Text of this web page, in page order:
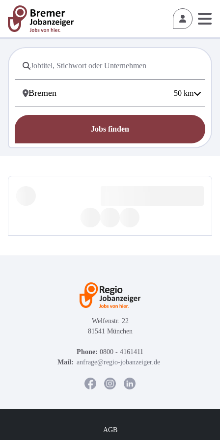
50 km
Jobs finden
Welfenstr. 22
81541 München
Phone: 0800 - 4161411
Mail: anfrage@regio-jobanzeiger.de
AGB